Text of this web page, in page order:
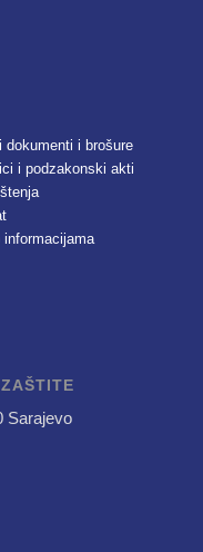
dokumenti i brošure
i podzakonski akti
informacijama
Sarajevo